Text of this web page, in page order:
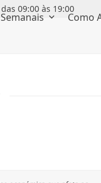
09:00 às 19:00
Como